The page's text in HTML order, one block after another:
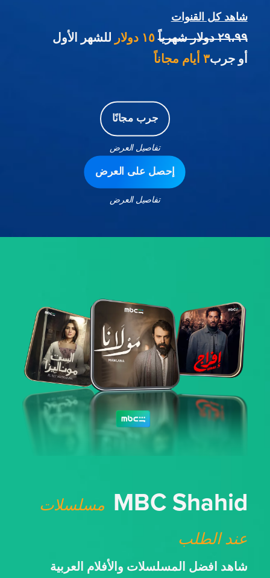
شاهد كل القنوات
٢٩،٩٩ دولار شهرياً ١٥ دولار
للشهر الأول
أو جرب٣ أيام مجاناً
جرب مجانًا
تفاصيل العرض
إحصل على العرض
تفاصيل العرض
MBC Shahid مسلسلات
عند الطلب
شاهد افضل المسلسلات والأفلام العربية